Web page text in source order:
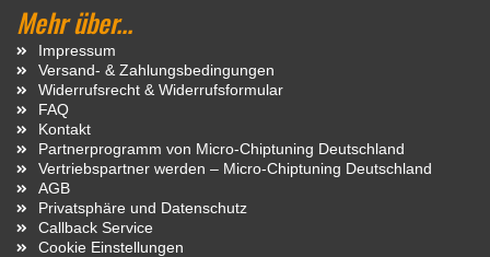
Mehr über...
Impressum
Versand- & Zahlungsbedingungen
Widerrufsrecht & Widerrufsformular
FAQ
Kontakt
Partnerprogramm von Micro-Chiptuning Deutschland
Vertriebspartner werden – Micro-Chiptuning Deutschland
AGB
Privatsphäre und Datenschutz
Callback Service
Cookie Einstellungen